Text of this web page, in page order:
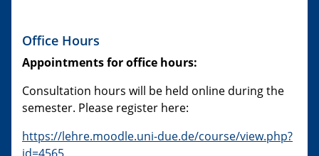
Office Hours
Appointments for office hours:
Consultation hours will be held online during the
semester. Please register here:
https://lehre.moodle.uni-due.de/course/view.php?